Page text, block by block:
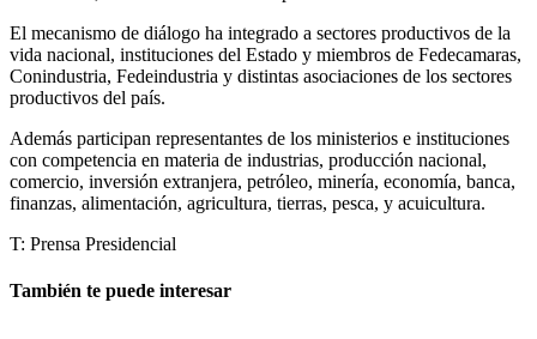
El mecanismo de diálogo ha integrado a sectores productivos de la
vida nacional, instituciones del Estado y miembros de Fedecamaras,
Conindustria, Fedeindustria y distintas asociaciones de los sectores
productivos del país.
Además participan representantes de los ministerios e instituciones
con competencia en materia de industrias, producción nacional,
comercio, inversión extranjera, petróleo, minería, economía, banca,
finanzas, alimentación, agricultura, tierras, pesca, y acuicultura.
T: Prensa Presidencial
También te puede interesar